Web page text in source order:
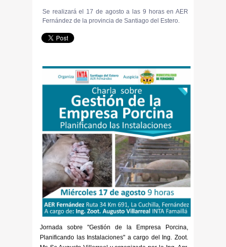
Se realizará el 17 de agosto a las 9 horas en AER
Fernández de la provincia de Santiago del Estero.
Jornada sobre "Gestión de la Empresa Porcina,
Planificando las Instalaciones" a cargo del Ing. Zoot.